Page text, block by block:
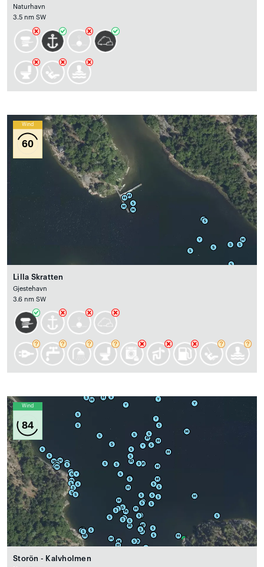
Naturhavn
3.5 nm SW
Wind
60
Lilla Skratten
Gjestehavn
3.6 nm SW
Wind
84
Storön - Kalvholmen